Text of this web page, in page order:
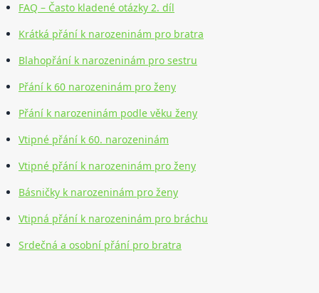
FAQ – Často kladené otázky 2. díl
Krátká přání k narozeninám pro bratra
Blahopřání k narozeninám pro sestru
Přání k 60 narozeninám pro ženy
Přání k narozeninám podle věku ženy
Vtipné přání k 60. narozeninám
Vtipné přání k narozeninám pro ženy
Básničky k narozeninám pro ženy
Vtipná přání k narozeninám pro bráchu
Srdečná a osobní přání pro bratra